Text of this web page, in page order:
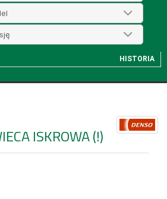
HISTORIA
ISKROWA (!)